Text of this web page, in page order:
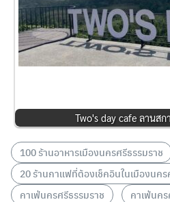
Two's day cafe ลานส
100 ร้านอาหารเมืองนครศรีธรรมราช
20 ร้านกาแฟที่ต้องเช็คอินในเมืองนคร
คาเฟ่นครศรีธรรมราช
คาเฟ่นค